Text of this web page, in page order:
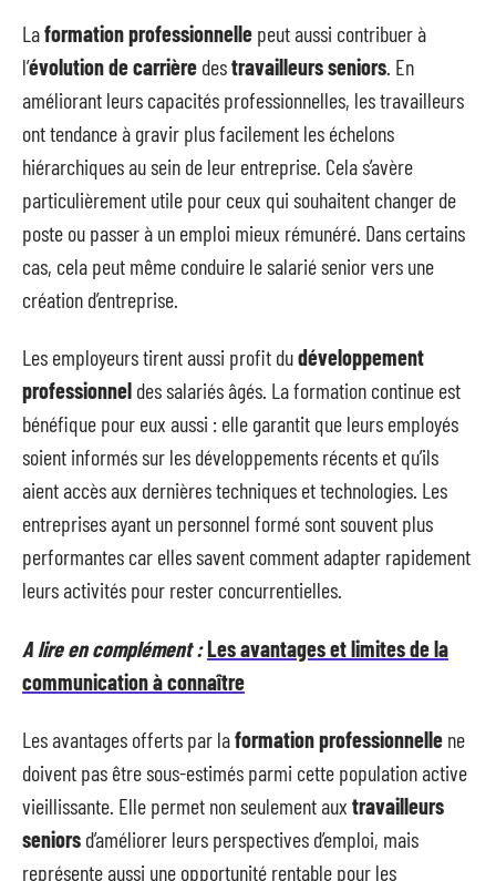
Laformation professionnelle peut aussi contribuer à
l’évolution de carrière destravailleurs seniors . En
améliorant leurs capacités professionnelles, les travailleurs
ont tendance à gravir plus facilement les échelons
hiérarchiques au sein de leur entreprise. Cela s’avère
particulièrement utile pour ceux qui souhaitent changer de
poste ou passer à un emploi mieux rémunéré. Dans certains
cas, cela peut même conduire le salarié senior vers une
création d’entreprise.
Les employeurs tirent aussi profit dudéveloppement
professionnel des salariés âgés. La formation continue est
bénéfique pour eux aussi : elle garantit que leurs employés
soient informés sur les développements récents et qu’ils
aient accès aux dernières techniques et technologies. Les
entreprises ayant un personnel formé sont souvent plus
performantes car elles savent comment adapter rapidement
leurs activités pour rester concurrentielles.
A lire en complément :Les avantages et limites de la
communication à connaître
Les avantages offerts par laformation professionnelle ne
doivent pas être sous-estimés parmi cette population active
vieillissante. Elle permet non seulement aux travailleurs
seniors d’améliorer leurs perspectives d’emploi, mais
représente aussi une opportunité rentable pour les